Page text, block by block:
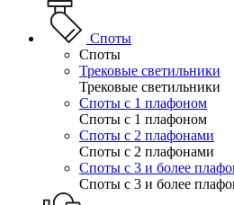
Споты
Споты
Трековые светильники
Трековые светильники
Споты с 1 плафоном
Споты с 1 плафоном
Споты с 2 плафонами
Споты с 2 плафонами
Споты с 3 и более
Споты с 3 и более